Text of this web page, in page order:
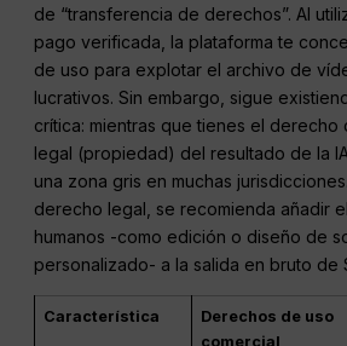
de “transferencia de derechos”. Al
pago verificada, la plataforma te
de uso para explotar el archivo de
lucrativos. Sin embargo, sigue
crítica: mientras que tienes el
legal (propiedad) del resultado de la
una zona gris en muchas
derecho legal, se recomienda añadir
humanos -como edición o diseño de
personalizado- a la salida en bruto de
Característica
Derechos de uso
comercial